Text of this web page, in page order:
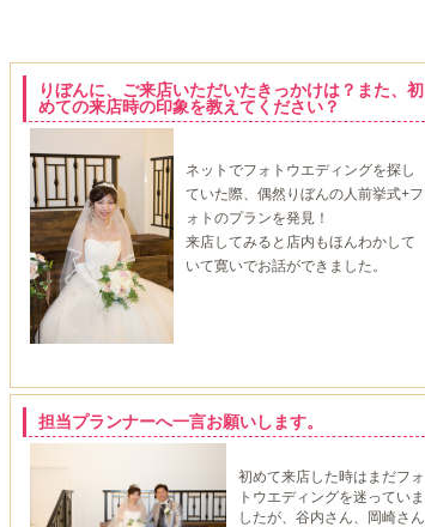
りぼんに、ご来店いただいたきっかけは？また、初
めての来店時の印象を教えてください？
ネットでフォトウエディングを探し
ていた際、偶然りぼんの人前挙式+フ
ォトのプランを発見！
来店してみると店内もほんわかして
いて寛いでお話ができました。
担当プランナーへ一言お願いします。
初めて来店した時はまだフォ
トウエディングを迷っていま
したが、谷内さん、岡崎さん